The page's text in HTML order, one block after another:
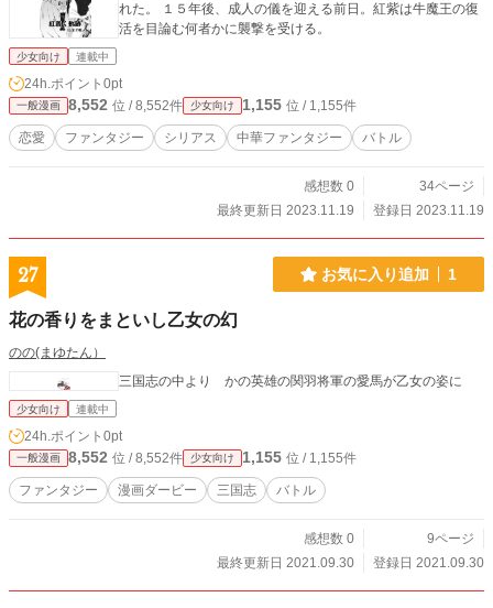
れた。 １５年後、成人の儀を迎える前日。紅紫は牛魔王の復
活を目論む何者かに襲撃を受ける。
少女向け 連載中
24h.ポイント 0pt
一般漫画 8,552 位 / 8,552件 少女向け 1,155 位 / 1,155件
恋愛 ファンタジー シリアス 中華ファンタジー バトル
感想数 0
34ページ
最終更新日 2023.11.19
登録日 2023.11.19
27 お気に入り追加 1
花の香りをまといし乙女の幻
のの(まゆたん）
三国志の中より かの英雄の関羽将軍の愛馬が乙女の姿に
少女向け 連載中
24h.ポイント 0pt
一般漫画 8,552 位 / 8,552件 少女向け 1,155 位 / 1,155件
ファンタジー 漫画ダービー 三国志 バトル
感想数 0
9ページ
最終更新日 2021.09.30
登録日 2021.09.30